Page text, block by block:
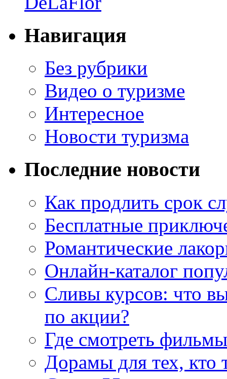
Навигация
Без рубрики
Видео о туризме
Интересное
Новости туризма
Последние новости
Как продлить срок
Бесплатные
Романтические
Онлайн-каталог
Сливы курсов: что
по акции?
Где смотреть
Дорамы для тех, кто